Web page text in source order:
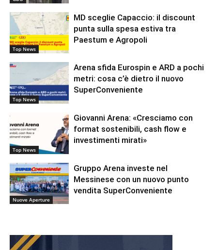
Top News
MD sceglie Capaccio: il discount
punta sulla spesa estiva tra
Paestum e Agropoli
Top News
Arena sfida Eurospin e ARD a pochi
metri: cosa c’è dietro il nuovo
SuperConveniente
Top News
Giovanni Arena: «Cresciamo con
format sostenibili, cash flow e
investimenti mirati»
Nuove Aperture
Gruppo Arena investe nel
Messinese con un nuovo punto
vendita SuperConveniente